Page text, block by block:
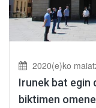
2020(e)ko
Irunek bat egin
biktimen